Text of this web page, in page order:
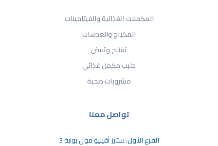
المكملات الغذائية والفيتامينات
المكياج والعدسات
تفتيح وتبيض
حليب مكمل غذائي
مشروبات صحية
تواصل معنا
الفرع الأول:ستارز أفينيو مول بوابة 3